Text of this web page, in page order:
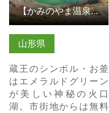
山形県
蔵王のシンボル・お釜
はエメラルドグリーン
が美しい神秘の火口
湖。市街地からは無料
【かみのやま温泉・蔵王】お釜